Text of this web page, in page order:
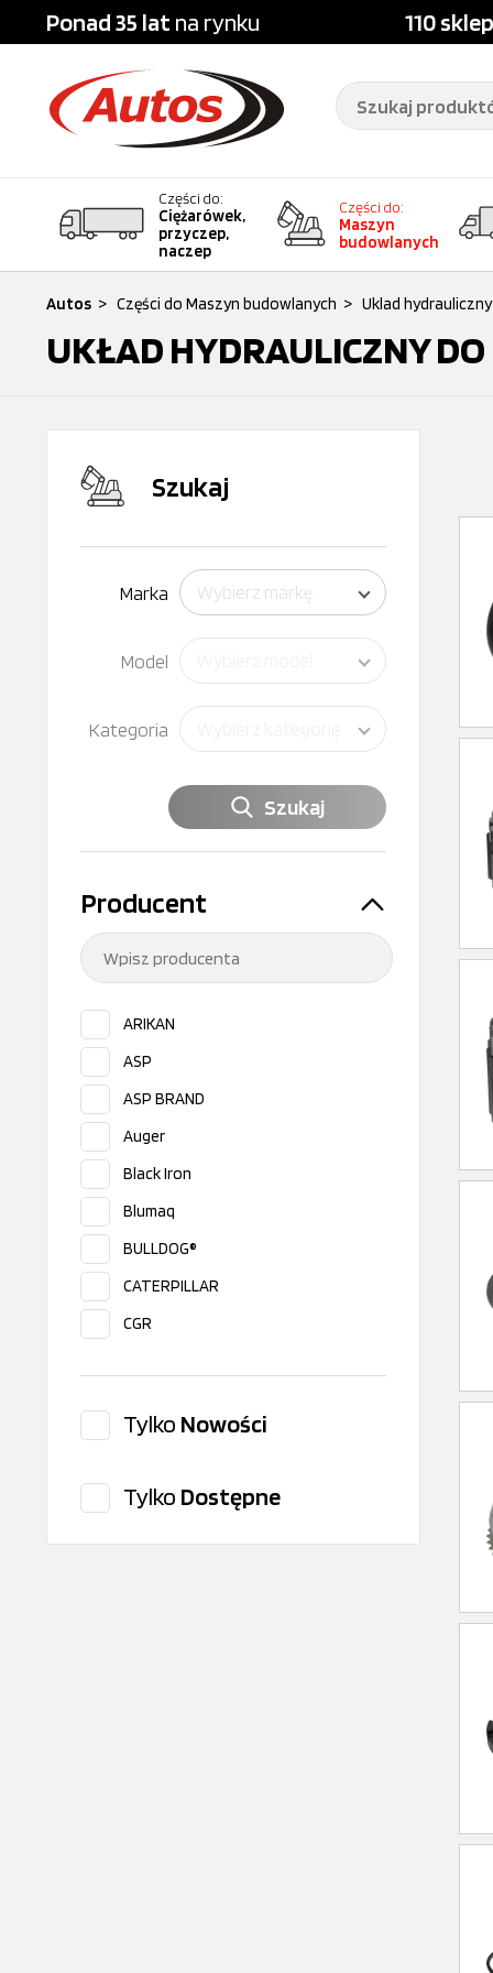
Ponad 35 lat na rynku 110
Części do:
Ciężarówek,
przyczep,
naczep
Części do:
Maszyn
budowlanych
Autos > Części do Maszyn budowlanych > Uklad hydrauliczny
UKŁAD HYDRAULICZNY
Szukaj
Marka Wybierz markę
Model
Kategoria
Szukaj
Producent
ARIKAN
ASP
ASP BRAND
Auger
Black Iron
Blumaq
BULLDOG®
CATERPILLAR
CGR
Durbal
FAG
Fleetguard
Tylko Nowości
Tylko Dostępne